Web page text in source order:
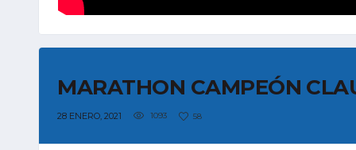
MARATHON CAMPEÓN
28 ENERO, 2021 1093 58